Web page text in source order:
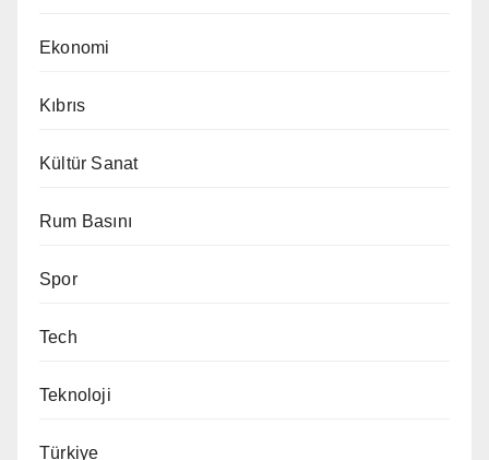
Ekonomi
Kıbrıs
Kültür Sanat
Rum Basını
Spor
Tech
Teknoloji
Türkiye